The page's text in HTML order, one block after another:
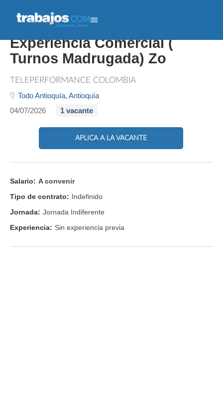
Asesor ( A ) Con
Experiencia Comercial (
Turnos Madrugada) Zo
TELEPERFORMANCE COLOMBIA
Todo Antioquía, Antioquía
04/07/2026
1 vacante
APLICA A LA VACANTE
Salario: A convenir
Tipo de contrato: Indefinido
Jornada: Jornada Indiferente
Experiencia: Sin experiencia previa